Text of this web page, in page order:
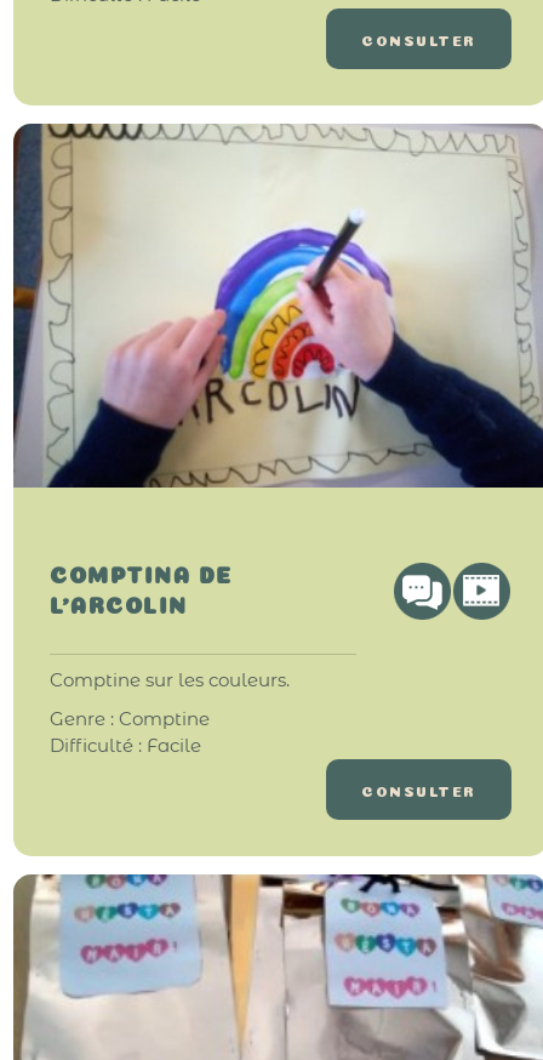
CONSULTER
COMPTINA DE
L’ARCOLIN
Comptine sur les couleurs.
Genre : Comptine
Difficulté : Facile
CONSULTER